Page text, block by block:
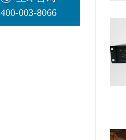
400-003-8066